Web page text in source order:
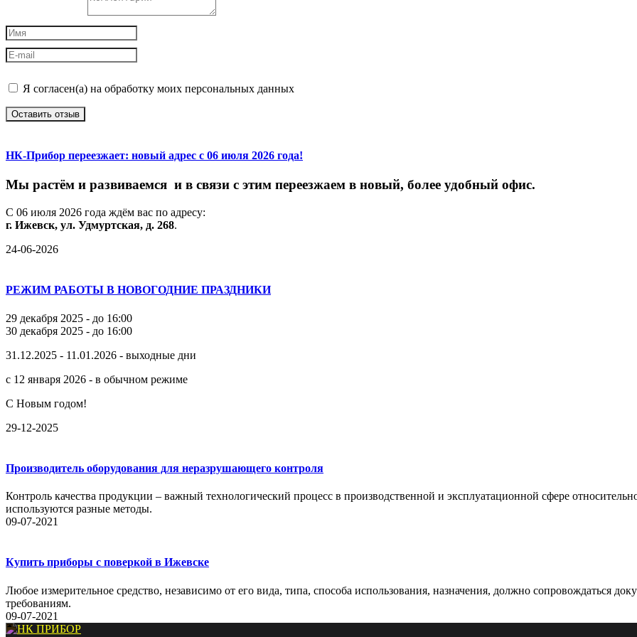
Я согласен(а) на обработку моих персональных данных
Оставить отзыв
НК-Прибор переезжает: новый адрес с 06 июля 2026 года!
Мы растём и развиваемся и в связи с этим переезжаем в новый, более удобный офис.
С 06 июля 2026 года ждём вас по адресу:
г. Ижевск, ул. Удмуртская, д. 268.
24-06-2026
РЕЖИМ РАБОТЫ В НОВОГОДНИЕ ПРАЗДНИКИ
29 декабря 2025 - до 16:00
30 декабря 2025 - до 16:00
31.12.2025 - 11.01.2026 - выходные дни
с 12 января 2026 - в обычном режиме
С Новым годом!
29-12-2025
Производитель оборудования для неразрушающего контроля
Контроль качества продукции – важный технологический процесс в производственной и эксплуатационной сфере
используются разные методы.
09-07-2021
Купить приборы с поверкой в Ижевске
Любое измерительное средство, независимо от его вида, типа, способа использования, назначения, должно сопровождаться
требованиям.
09-07-2021